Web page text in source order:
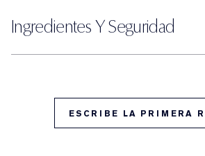
Ingredientes Y Seguridad
ESCRIBE LA PRIMERA